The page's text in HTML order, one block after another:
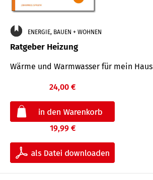
ENERGIE, BAUEN + WOHNEN
Ratgeber Heizung
Wärme und Warmwasser für mein Haus
24,00 €
19,99 €